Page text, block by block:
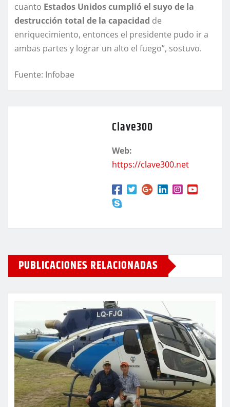
cuanto Estados Unidos cumplió el suyo de la
destrucción total de la capacidad de
enriquecimiento, entonces el presidente pudo ir a
ambas partes y lograr un alto el fuego”, sostuvo.
Fuente: Infobae
Clave300
Web:
https://clave300.net
PUBLICACIONES RELACIONADAS